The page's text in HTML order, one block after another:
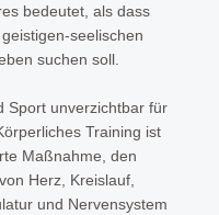
bedeutet, als dass
seelischen
suchen soll.
Sport unverzichtbar für
Training ist
Maßnahme, den
Herz, Kreislauf,
und Nervensystem